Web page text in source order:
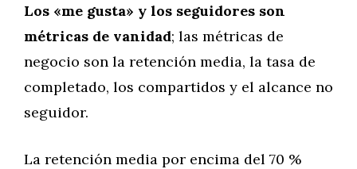
Los «me gusta» y los seguidores son
métricas de vanidad; las métricas de
negocio son la retención media, la tasa de
completado, los compartidos y el alcance no
seguidor.
La retención media por encima del 70 %